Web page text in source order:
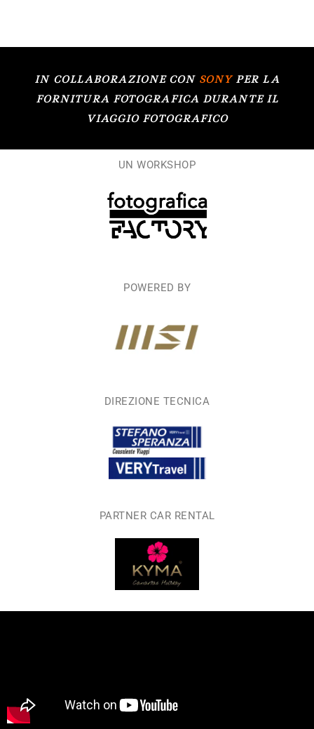
IN COLLABORAZIONE CON SONYPER LA
FORNITURA FOTOGRAFICA DURANTE IL
VIAGGIO FOTOGRAFICO
UN WORKSHOP
POWERED BY
DIREZIONE TECNICA
PARTNER CAR RENTAL